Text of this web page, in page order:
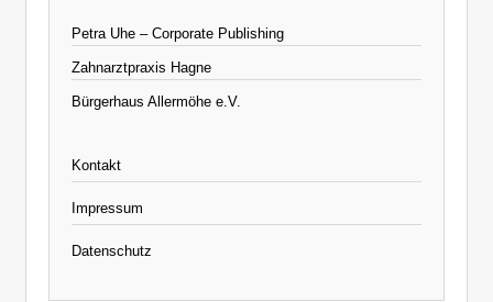
Petra Uhe – Corporate Publishing
Zahnarztpraxis Hagne
Bürgerhaus Allermöhe e.V.
Kontakt
Impressum
Datenschutz